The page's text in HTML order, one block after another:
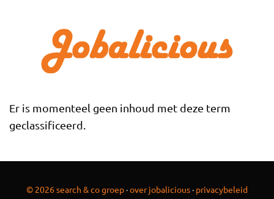
Er is momenteel geen inhoud met deze term
geclassificeerd.
© 2026 search & co groep ·over jobalicious · privacybeleid